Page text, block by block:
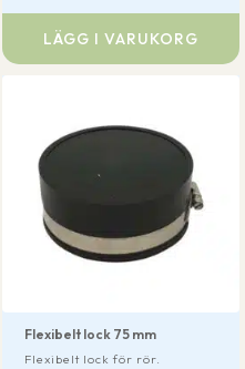
LÄGG I VARUKORG
Flexibelt lock 75 mm
Flexibelt lock för rör.